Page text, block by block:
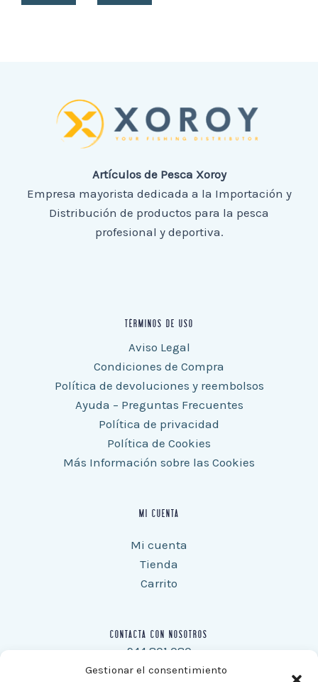
Gestionar el consentimiento
Artículos de Pesca Xoroy
Empresa mayorista dedicada a la Importación y
Distribución de productos para la pesca
profesional y deportiva.
TÉRMINOS DE USO
Aviso Legal
Condiciones de Compra
Política de devoluciones y reembolsos
Ayuda – Preguntas Frecuentes
Política de privacidad
Política de Cookies
Más Información sobre las Cookies
MI CUENTA
Mi cuenta
Tienda
Carrito
CONTACTA CON NOSOTROS
944 801 080
Móvil: 670 38 78 64